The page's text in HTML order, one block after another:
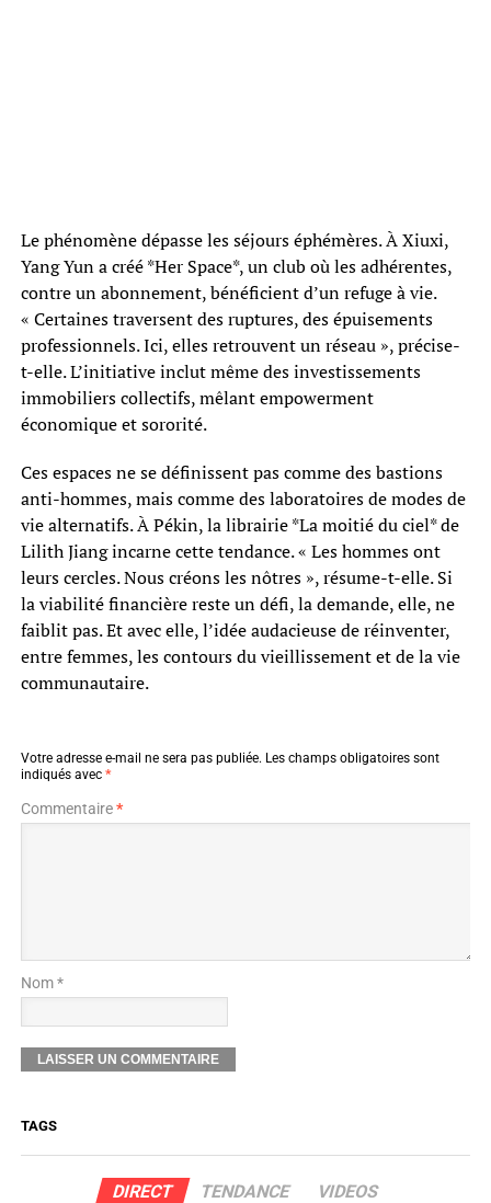
Le phénomène dépasse les séjours éphémères. À Xiuxi,
Yang Yun a créé *Her Space*, un club où les adhérentes,
contre un abonnement, bénéficient d’un refuge à vie.
« Certaines traversent des ruptures, des épuisements
professionnels. Ici, elles retrouvent un réseau », précise-
t-elle. L’initiative inclut même des investissements
immobiliers collectifs, mêlant empowerment
économique et sororité.
Ces espaces ne se définissent pas comme des bastions
anti-hommes, mais comme des laboratoires de modes de
vie alternatifs. À Pékin, la librairie *La moitié du ciel* de
Lilith Jiang incarne cette tendance. « Les hommes ont
leurs cercles. Nous créons les nôtres », résume-t-elle. Si
la viabilité financière reste un défi, la demande, elle, ne
faiblit pas. Et avec elle, l’idée audacieuse de réinventer,
entre femmes, les contours du vieillissement et de la vie
communautaire.
Votre adresse e-mail ne sera pas publiée. Les champs obligatoires sont
indiqués avec *
Commentaire*
Nom *
TAGS
DIRECT TENDANCE VIDEOS